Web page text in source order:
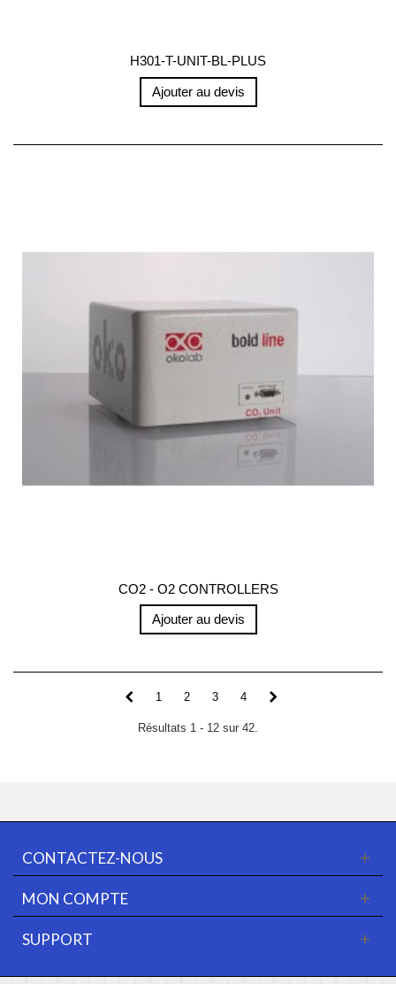
H301-T-UNIT-BL-PLUS
Ajouter au devis
CO2 - O2 CONTROLLERS
Ajouter au devis
1 2 3 4
Résultats 1 - 12 sur 42.
CONTACTEZ-NOUS
MON COMPTE
SUPPORT